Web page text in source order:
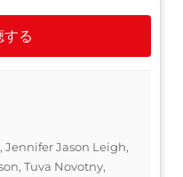
する
Jason Leigh,
Tuva Novotny,